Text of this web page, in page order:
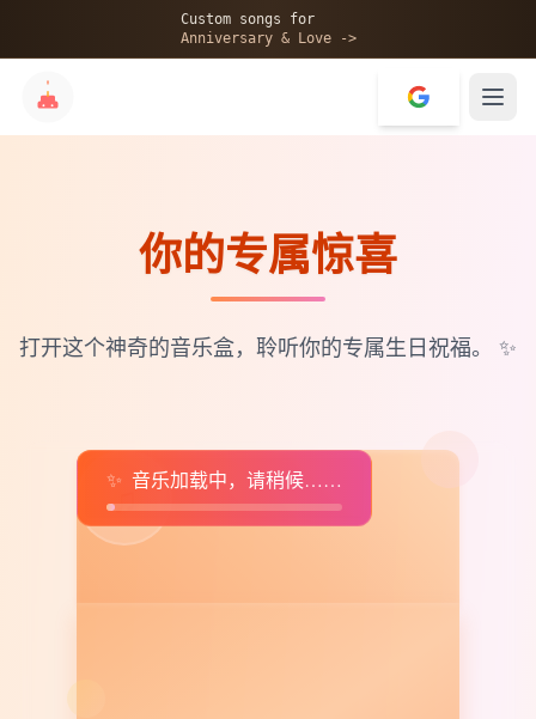
Custom songs for
Anniversary & Love ->
💝
你的专属惊喜
打开这个神奇的音乐盒，聆听你的专属生日祝福。 ✨
♫
✨ 音乐加载中，请稍候……